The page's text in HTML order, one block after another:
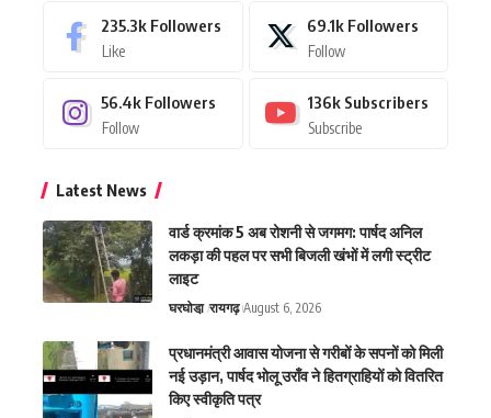
235.3k Followers
Like
69.1k Followers
Follow
56.4k Followers
Follow
136k Subscribers
Subscribe
Latest News
वार्ड क्रमांक 5 अब रोशनी से जगमग: पार्षद अनिल
लकड़ा की पहल पर सभी बिजली खंभों में लगी स्ट्रीट
लाइट
घरघोडा़ रायगढ़ August 6, 2026
प्रधानमंत्री आवास योजना से गरीबों के सपनों को मिली
नई उड़ान, पार्षद भोलू उराँव ने हितग्राहियों को वितरित
किए स्वीकृति पत्र